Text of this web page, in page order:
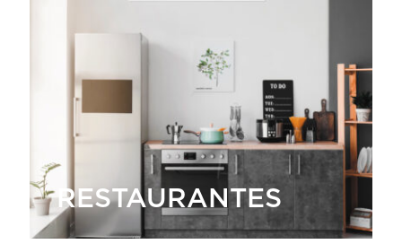
RESTAURANTES